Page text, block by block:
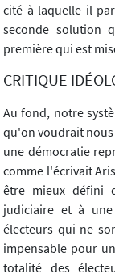
cité à laquelle il
seconde solution
première qui est
CRITIQUE
Au fond, notre
qu'on voudrait nous
une démocratie
comme l'écrivait
être mieux défini
judiciaire et à
électeurs qui ne
impensable pour
totalité des